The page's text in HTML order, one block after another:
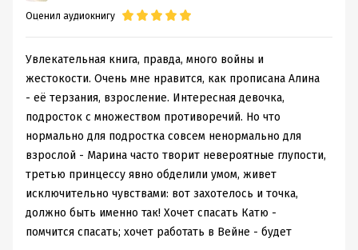
Оценил аудиокнигу
Увлекательная книга, правда, много войны и
жестокости. Очень мне нравится, как прописана Алина
- её терзания, взросление. Интересная девочка,
подросток с множеством противоречий. Но что
нормально для подростка совсем ненормально для
взрослой - Марина часто творит невероятные глупости,
третью принцессу явно обделили умом, живет
исключительно чувствами: вот захотелось и точка,
должно быть именно так! Хочет спасать Катю -
помчится спасать; хочет работать в Вейне - будет